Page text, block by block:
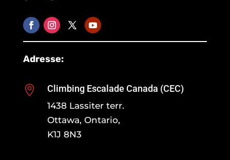
Adresse:
 Climbing Escalade Canada (CEC)
1438 Lassiter terr.
Ottawa, Ontario,
K1J 8N3